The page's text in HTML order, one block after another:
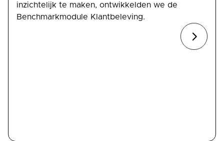
inzichtelijk te maken, ontwikkelden we de
Benchmarkmodule Klantbeleving.